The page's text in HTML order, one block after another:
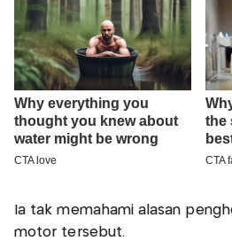
Ia tak memahami alasan
motor tersebut.